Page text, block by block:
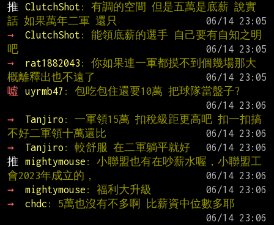
推
ClutchShot : 有調的空間 但是五萬是底薪 說實
話 如果萬年二軍 還只
→
ClutchShot : 能領底薪的選手 自己要有自知之明
吧
→
rat1882043 : 你如果連一軍都摸不到個幾場那大
概離釋出也不遠了
噓
uyrmb47 : 包吃包住還要10萬 把球隊當盤子?
→
Tanjiro : 一軍領15萬 扣稅級距更高吧 扣一扣搞
不好二軍領十萬還比
→
Tanjiro : 較舒服 在二軍躺平就好
推
mightymouse : 小聯盟也有在吵薪水喔，小聯盟工
會2023年成立的，
→
mightymouse : 福利大升級
→
chdc : 5萬也沒有不多啊 比薪資中位數多耶